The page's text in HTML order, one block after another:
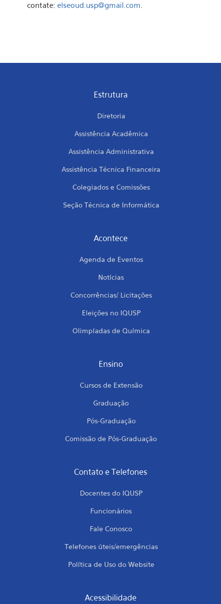
contate: elseoud.usp@gmail.com
Estrutura
Diretoria
Assistência Acadêmica
Assistência Administrativa
Assistência Técnica Financeira
Colegiados e Comissões
Seção Técnica de Informática
Acontece
Agenda de Eventos
Notícias
Concorrências/ Licitações
Eleições no IQUSP
Olimpíadas de Química
Ensino
Cursos de Extensão
Graduação
Pós-Graduação
Comissão de Pós-Graduação
Contato e Telefones
Docentes do IQUSP
Funcionários
Fale Conosco
Telefones úteis/emergências
Política de Uso do Website
Acessibilidade